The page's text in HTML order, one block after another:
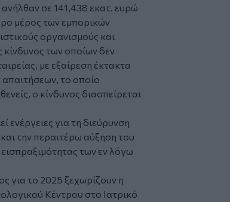
ανήλθαν σε 141,438 εκατ. ευρώ
μέρος των εμπορικών
οργανισμούς και
κίνδυνος των οποίων δεν
με εξαίρεση έκτακτα
το οποίο
ο κίνδυνος διασπείρεται
ενέργειες για τη διεύρυνση
την περαιτέρω αύξηση του
των εν λόγω
για το 2025 ξεχωρίζουν η
Κέντρου στο Ιατρικό